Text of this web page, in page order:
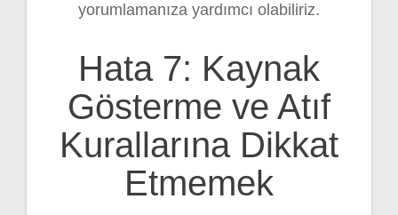
yorumlamanıza yardımcı olabiliriz.
Hata 7: Kaynak
Gösterme ve Atıf
Kurallarına Dikkat
Etmemek